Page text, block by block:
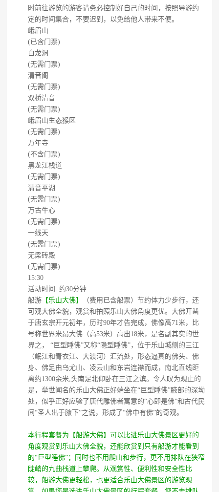
时前往游览的游客请务必控制好自己的时间，按照导游约
定的时间集合，不要迟到，以免给他人带来不便。
峨眉山
(已含门票)
白龙洞
(无需门票)
清音阁
(无需门票)
双桥清音
(无需门票)
峨眉山生态猴区
(无需门票)
万年寺
(不含门票)
黑龙江栈道
(无需门票)
清音平湖
(无需门票)
万古牛心
(无需门票)
一线天
(无需门票)
无梁砖殿
(无需门票)
15:30
活动时间: 约30分钟
船游 【乐山大佛】
（费用已含船票）节约体力少步行，还
可观大佛全貌，观赏和拍照乐山大佛角度更优。大佛开凿
于唐玄宗开元初年，历时90年才告完成，佛像高71米，比
号称世界米昂大佛（高53米）高出18米，是名副其实的世
界之， “巨型睡佛”又称“隐型睡佛”，位于乐山城侧的三江
（岷江和青衣江、大渡河）汇流处，形态逼真的佛头、佛
身、佛足由乌尤山、凌云山和东岩连襟而成，南北直线距
离约1300余米,头南足北仰卧在三江之滨。令人叹为观止的
是，举世闻名的乐山大佛正好端坐在“巨型睡佛”腋部的深坳
处，似乎正好应验了唐代雕佛者寓意的“心即是佛”和古代民
间“圣人出于腋下”之说，形成了“佛中有佛”的奇观。
本行程套餐为【船游大佛】可以比进乐山大佛景区更好的
角度观赏到乐山大佛全貌，还能欣赏到只有船游才能看到
的“巨型睡佛”；同时也不用爬山和步行，更不用排队在狭窄
陡峭的九曲栈道上攀爬。从观赏性、便利性和安全性比
较，船游大佛更轻松，也更适合乐山大佛景区的游览观